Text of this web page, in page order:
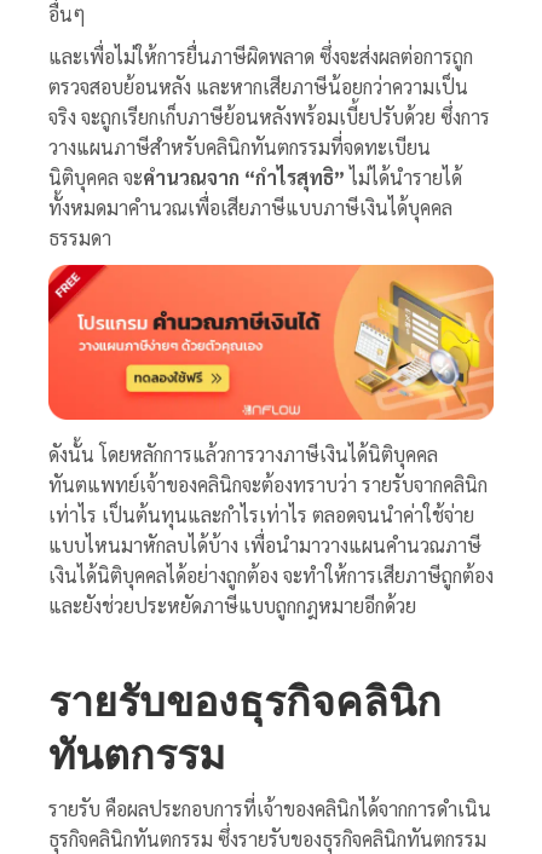
อื่นๆ
และเพื่อไม่ให้การยื่นภาษีผิดพลาด ซึ่งจะส่งผลต่อการถูก
ตรวจสอบย้อนหลัง และหากเสียภาษีน้อยกว่าความเป็น
จริง จะถูกเรียกเก็บภาษีย้อนหลังพร้อมเบี้ยปรับด้วย ซึ่งการ
วางแผนภาษีสำหรับคลินิกทันตกรรมที่จดทะเบียน
นิติบุคคล จะคำนวณจาก “กำไรสุทธิ”ไม่ได้นำรายได้
ทั้งหมดมาคำนวณเพื่อเสียภาษีแบบภาษีเงินได้บุคคล
ธรรมดา
ดังนั้น โดยหลักการแล้วการวางภาษีเงินได้นิติบุคคล
ทันตแพทย์เจ้าของคลินิกจะต้องทราบว่า รายรับจากคลินิก
เท่าไร เป็นต้นทุนและกำไรเท่าไร ตลอดจนนำค่าใช้จ่าย
แบบไหนมาหักลบได้บ้าง เพื่อนำมาวางแผนคำนวณภาษี
เงินได้นิติบุคคลได้อย่างถูกต้อง จะทำให้การเสียภาษีถูกต้อง
และยังช่วยประหยัดภาษีแบบถูกกฎหมายอีกด้วย
รายรับของธุรกิจคลินิก
ทันตกรรม
รายรับ คือผลประกอบการที่เจ้าของคลินิกได้จากการดำเนิน
ธุรกิจคลินิกทันตกรรม ซึ่งรายรับของธุรกิจคลินิกทันตกรรม